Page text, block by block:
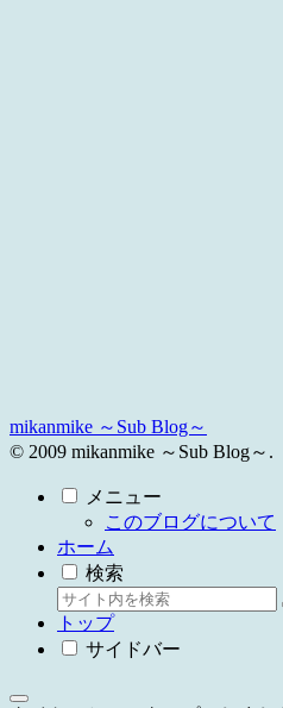
mikanmike ～Sub Blog～
© 2009 mikanmike ～Sub Blog～.
メニュー
このブログについて
ホーム
検索
トップ
サイドバー